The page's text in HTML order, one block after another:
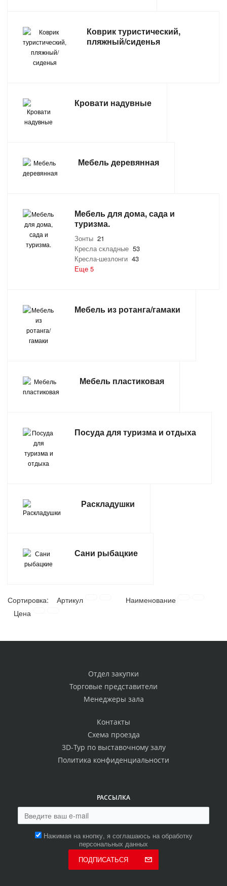
ЭЛЕКТРОМОНТАЖНЫЕ ТОВАРЫ, СВЕТОТЕХНИКА
Коврик туристический,
пляжный/сиденья
Кровати надувные
Мебель деревянная
Мебель для дома, сада и
туризма.
Зонты 21
Кресла складные 53
Кресла-шезлонги 43
Еще 5
Мебель из ротанга/гамаки
Мебель пластиковая
Посуда для туризма и отдыха
Раскладушки
Сани рыбацкие
Сортировка: Артикул
Наименование
Цена
Отдел закупки
Торговые представители
Менеджеры зала
Контакты
Схема проезда
3D-Тур по выставочному залу
Политика конфиденциальности
РАССЫЛКА
Нажимая на кнопку, я соглашаюсь на обработку
персональных данных
ПОДПИСАТЬСЯ